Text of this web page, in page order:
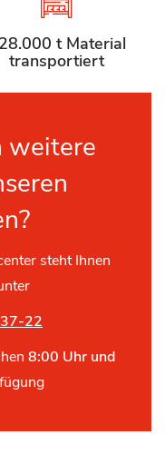
t Material
transportiert
weitere
steht Ihnen
22
8:00 Uhr und